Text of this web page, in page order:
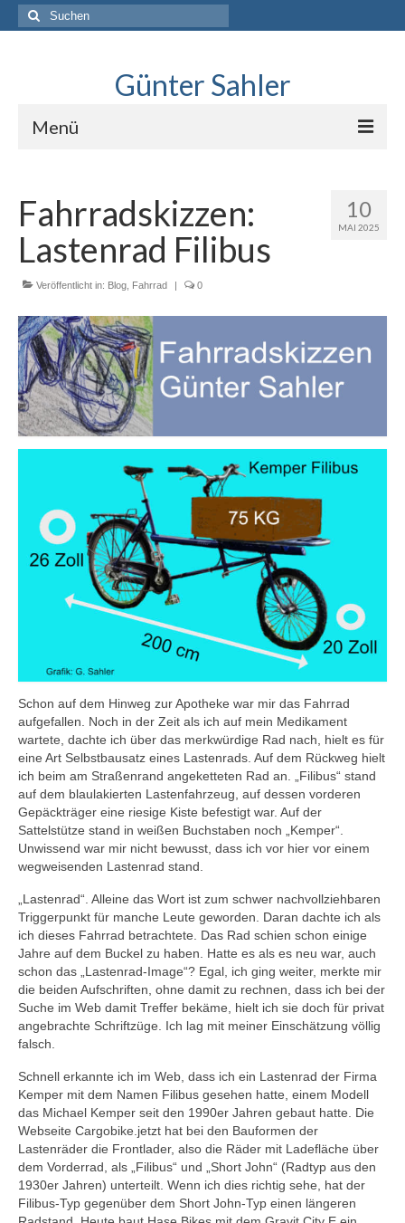
Suche
nach:
Günter Sahler
Menü
Lindlar skizziert
Interviews mit Sketchers
.Neues erkunden
Blog
10
MAI 2025
Fahrradskizzen:
Lastenrad Filibus
Veröffentlicht in: Blog Fahrrad | 0
Schon auf dem Hinweg zur Apotheke war mir das Fahrrad
aufgefallen. Noch in der Zeit als ich auf mein Medikament
wartete, dachte ich über das merkwürdige Rad nach, hielt es für
eine Art Selbstbausatz eines Lastenrads. Auf dem Rückweg hielt
ich beim am Straßenrand angeketteten Rad an. „Filibus“ stand
auf dem blaulakierten Lastenfahrzeug, auf dessen vorderen
Gepäckträger eine riesige Kiste befestigt war. Auf der
Sattelstütze stand in weißen Buchstaben noch „Kemper“.
Unwissend war mir nicht bewusst, dass ich vor hier vor einem
wegweisenden Lastenrad stand.
„Lastenrad“. Alleine das Wort ist zum schwer nachvollziehbaren
Triggerpunkt für manche Leute geworden. Daran dachte ich als
ich dieses Fahrrad betrachtete. Das Rad schien schon einige
Jahre auf dem Buckel zu haben. Hatte es als es neu war, auch
schon das „Lastenrad-Image“? Egal, ich ging weiter, merkte mir
die beiden Aufschriften, ohne damit zu rechnen, dass ich bei der
Suche im Web damit Treffer bekäme, hielt ich sie doch für privat
angebrachte Schriftzüge. Ich lag mit meiner Einschätzung völlig
falsch.
Schnell erkannte ich im Web, dass ich ein Lastenrad der Firma
Kemper mit dem Namen Filibus gesehen hatte, einem Modell
das Michael Kemper seit den 1990er Jahren gebaut hatte. Die
Webseite Cargobike.jetzt hat bei den Bauformen der
Lastenräder die Frontlader, also die Räder mit Ladefläche über
dem Vorderrad, als „Filibus“ und „Short John“ (Radtyp aus den
1930er Jahren) unterteilt. Wenn ich dies richtig sehe, hat der
Filibus-Typ gegenüber dem Short John-Typ einen längeren